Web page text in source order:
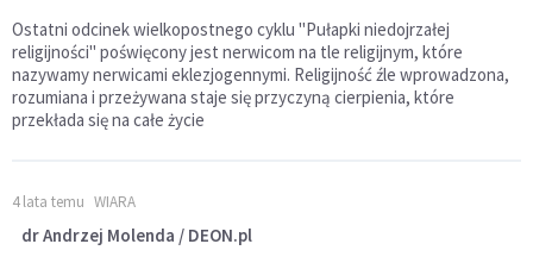
Ostatni odcinek wielkopostnego cyklu "Pułapki niedojrzałej
religijności" poświęcony jest nerwicom na tle religijnym, które
nazywamy nerwicami eklezjogennymi. Religijność źle wprowadzona,
rozumiana i przeżywana staje się przyczyną cierpienia, które
przekłada się na całe życie
4 lata temu WIARA
dr Andrzej Molenda / DEON.pl